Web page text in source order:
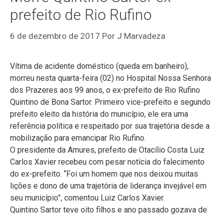
prefeito de Rio Rufino
6 de dezembro de 2017 Por J Marvadeza
Vítima de acidente doméstico (queda em banheiro),
morreu nesta quarta-feira (02) no Hospital Nossa Senhora
dos Prazeres aos 99 anos, o ex-prefeito de Rio Rufino
Quintino de Bona Sartor. Primeiro vice-prefeito e segundo
prefeito eleito da história do município, ele era uma
referência política e respeitado por sua trajetória desde a
mobilização para emancipar Rio Rufino.
O presidente da Amures, prefeito de Otacílio Costa Luiz
Carlos Xavier recebeu com pesar notícia do falecimento
do ex-prefeito. “Foi um homem que nos deixou muitas
lições e dono de uma trajetória de liderança invejável em
seu município”, comentou Luiz Carlos Xavier.
Quintino Sartor teve oito filhos e ano passado gozava de